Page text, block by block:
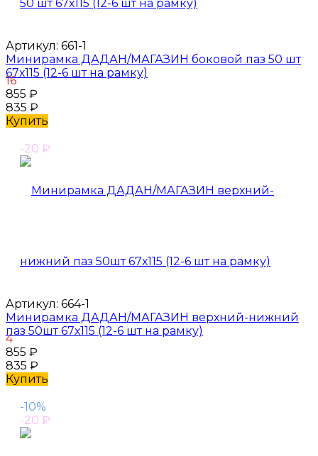
Артикул: 661-1
Минирамка ДАДАН/МАГАЗИН боковой паз 50 шт
67х115 (12-6 шт на рамку)
16
855 ₽
835 ₽
Купить
-20 ₽
Артикул: 664-1
Минирамка ДАДАН/МАГАЗИН верхний-нижний
паз 50шт 67х115 (12-6 шт на рамку)
4
855 ₽
835 ₽
Купить
-10%
-20 ₽